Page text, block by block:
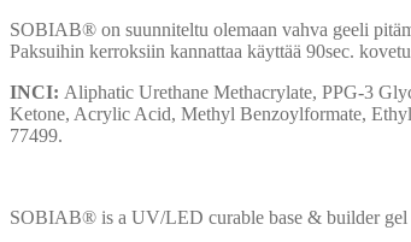
SOBIAB® on suunniteltu olemaan vahva geeli
Paksuihin kerroksiin kannattaa käyttää 90sec.
INCI: Aliphatic Urethane Methacrylate, PPG-3
Ketone, Acrylic Acid, Methyl Benzoylformate,
77499.
SOBIAB® is a UV/LED curable base & builder gel